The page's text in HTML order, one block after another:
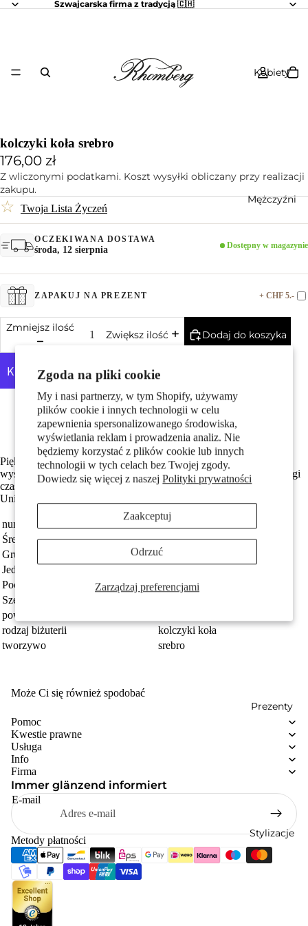
Zgoda na pliki cookie
My i nasi partnerzy, w tym Shopify, używamy
plików cookie i innych technologii w celu
zapewnienia spersonalizowanego środowiska,
wyświetlania reklam i prowadzenia analiz. Nie
będziemy korzystać z plików cookie lub innych
technologii w tych celach bez Twojej zgody.
Dowiedz się więcej z naszejPolityki prywatności
Zarządzaj preferencjami
Zaakceptuj
Odrzuć
Szwajcarska firma z tradycją 🇨🇭
Kobiety
Mężczyźni
Prezenty
Stylizacje
kolczyki koła srebro
176,00 zł
Z wliczonymi podatkami. Koszt wysyłki obliczany przy realizacji
zakupu.
☆ Twoja Lista Życzeń
OCZEKIWANA DOSTAWA
środa, 12 sierpnia Dostępny w magazynie
ZAPAKUJ NA PREZENT + CHF 5.-
Zmniejsz ilość
Zwiększ ilość Dodaj do koszyka
Więcej opcji płatności
Made in Germany
Srebro próby 925 z próbą 925
Piękne, klasyczne srebrne kolczyki-koła dla kobiet. Wykonane z
wysokiej jakości srebra, które gwarantuje trwałość i blask przez długi
czas. Idealne do codziennych stylizacji, jak i na specjalne okazje.
Uniwersalny design pasujący do każdej garderoby.
numer zamówienia
520706
Średnica obręczy
50 mm
Grupa docelowa
damski
Jednostka
Pochodzenie
Made in Germany
Szerokość
powierzchnia
rodzaj biżuterii
kolczyki koła
tworzywo
srebro
Może Ci się również spodobać
Pomoc
Kwestie prawne
Usługa
Info
Firma
Immer glänzend informiert
E-mail
Metody płatności